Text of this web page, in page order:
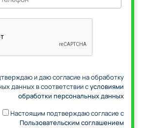
и даю согласие на обработку
данных в соответствии сусловиями
обработки персональных данных
Настоящим подтверждаю согласие с
Пользовательским соглашением